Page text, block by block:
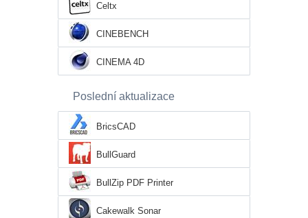
Celtx
CINEBENCH
CINEMA 4D
Poslední aktualizace
BricsCAD
BullGuard
BullZip PDF Printer
Cakewalk Sonar